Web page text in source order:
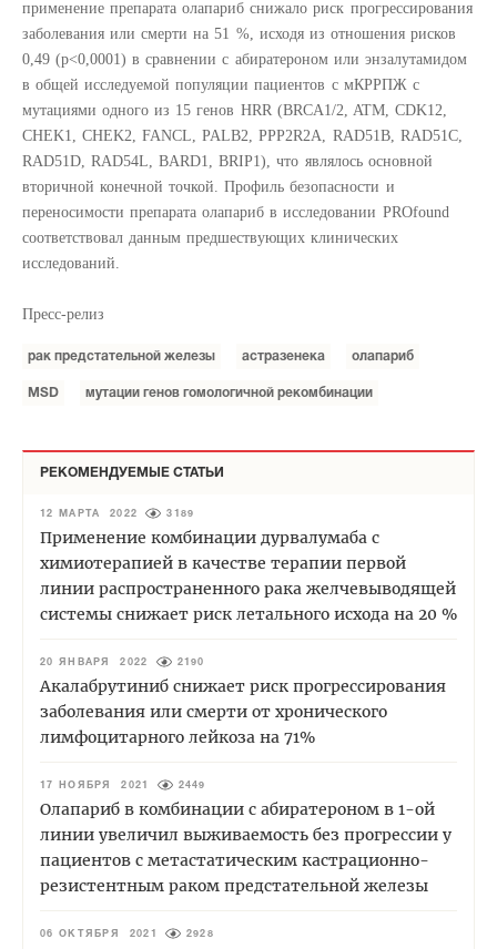
применение препарата олапариб снижало риск прогрессирования
заболевания или смерти на 51 %, исходя из отношения рисков
0,49 (p<0,0001) в сравнении с абиратероном или энзалутамидом
в общей исследуемой популяции пациентов с мКРРПЖ с
мутациями одного из 15 генов HRR (BRCA1/2, ATM, CDK12,
CHEK1, CHEK2, FANCL, PALB2, PPP2R2A, RAD51B, RAD51C,
RAD51D, RAD54L, BARD1, BRIP1), что являлось основной
вторичной конечной точкой. Профиль безопасности и
переносимости препарата олапариб в исследовании PROfound
соответствовал данным предшествующих клинических
исследований.
Пресс-релиз
рак предстательной железы астразенека олапариб
MSD мутации генов гомологичной рекомбинации
РЕКОМЕНДУЕМЫЕ СТАТЬИ
12 МАРТА 2022 3189
Применение комбинации дурвалумаба с
химиотерапией в качестве терапии первой
линии распространенного рака желчевыводящей
системы снижает риск летального исхода на 20 %
20 ЯНВАРЯ 2022 2190
Акалабрутиниб снижает риск прогрессирования
заболевания или смерти от хронического
лимфоцитарного лейкоза на 71%
17 НОЯБРЯ 2021 2449
Олапариб в комбинации с абиратероном в 1-ой
линии увеличил выживаемость без прогрессии у
пациентов с метастатическим кастрационно-
резистентным раком предстательной железы
06 ОКТЯБРЯ 2021 2928